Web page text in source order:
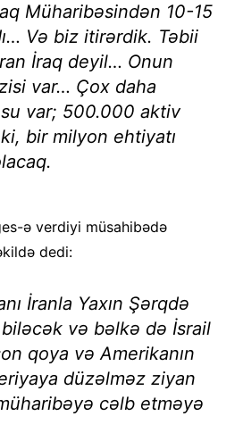
Müharibəsindən 10-15
Və biz itirərdik. Təbii
İraq deyil… Onun
var… Çox daha
var; 500.000 aktiv
bir milyon ehtiyatı
ə verdiyi müsahibədə
dedi:
İranla Yaxın Şərqdə
və bəlkə də İsrail
qoya və Amerikanın
düzəlməz ziyan
cəlb etməyə